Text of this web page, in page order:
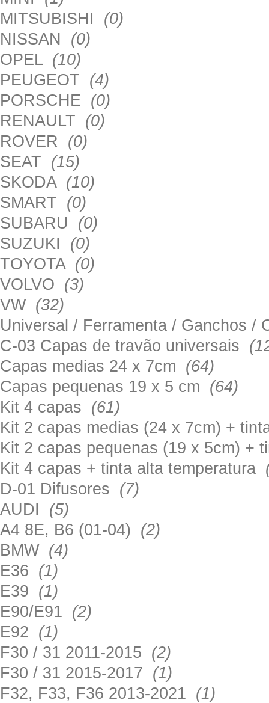
MITSUBISHI (0)
NISSAN (0)
OPEL (10)
PEUGEOT (4)
PORSCHE (0)
RENAULT (0)
ROVER (0)
SEAT (15)
SKODA (10)
SMART (0)
SUBARU (0)
SUZUKI (0)
TOYOTA (0)
VOLVO (3)
VW (32)
Universal / Ferramenta / Ganchos
C-03 Capas de travão universais
Capas medias 24 x 7cm (64)
Capas pequenas 19 x 5 cm (64)
Kit 4 capas (61)
Kit 2 capas medias (24 x 7cm) +
Kit 2 capas pequenas (19 x 5cm) +
Kit 4 capas + tinta alta temperatura
D-01 Difusores (7)
AUDI (5)
A4 8E, B6 (01-04) (2)
BMW (4)
E36 (1)
E39 (1)
E90/E91 (2)
E92 (1)
F30 / 31 2011-2015 (2)
F30 / 31 2015-2017 (1)
F32, F33, F36 2013-2021 (1)